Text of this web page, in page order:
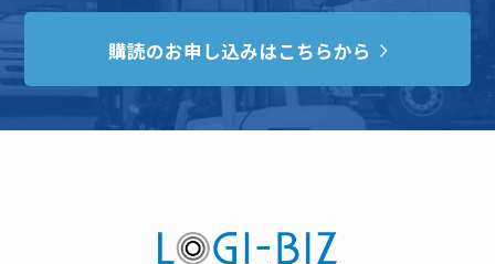
購読のお申し込みはこちらから